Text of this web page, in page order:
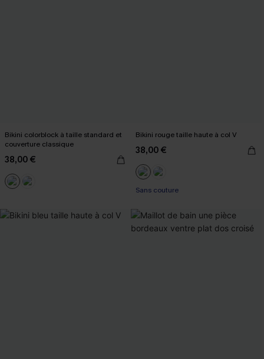
Bikini colorblock à taille standard et
couverture classique
38,00 €
Bikini rouge taille haute à col V
38,00 €
Sans couture